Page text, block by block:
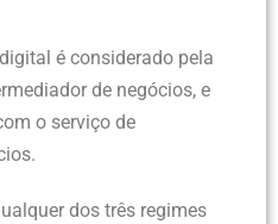
é considerado pela
de negócios, e
o serviço de
dos três regimes